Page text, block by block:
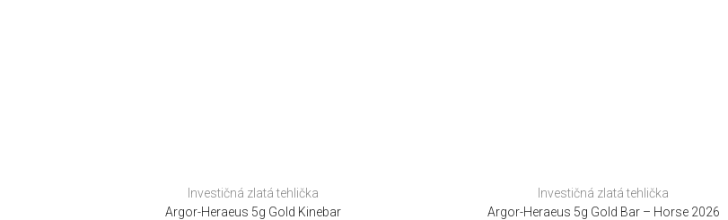
Investičná zlatá tehlička
Argor-Heraeus 5g Gold Kinebar
Investičná zlatá tehlička
Argor-Heraeus 5g Gold Bar – Horse 2026